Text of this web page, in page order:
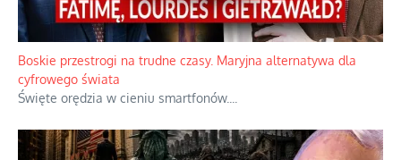
Boskie przestrogi na trudne czasy. Maryjna alternatywa dla
cyfrowego świata
Święte orędzia w cieniu smartfonów.